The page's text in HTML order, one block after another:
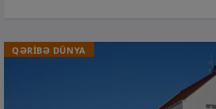
QƏRİBƏ DÜNYA